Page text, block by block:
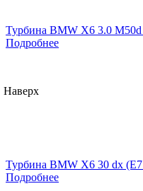
Турбина BMW X6 3.0 M50d
Подробнее
Турбина BMW X6 30 dx
Подробнее
Наверх